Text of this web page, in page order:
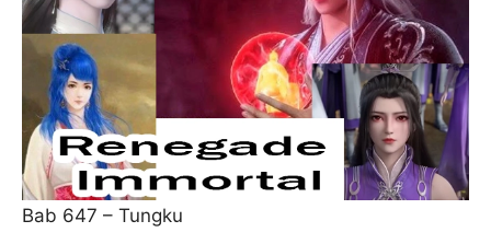
Bab 647 – Tungku